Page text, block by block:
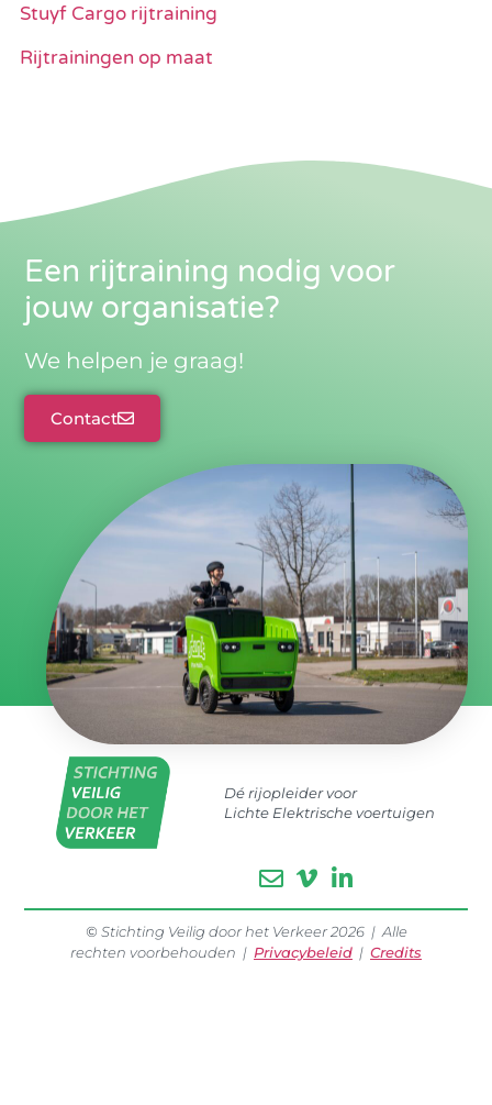
Stuyf Cargo rijtraining
Rijtrainingen op maat
Een rijtraining nodig voor
jouw organisatie?
We helpen je graag!
Contact
Dé rijopleider voor
Lichte Elektrische voertuigen
© Stichting Veilig door het Verkeer 2026 | Alle
rechten voorbehouden | Privacybeleid | Credits